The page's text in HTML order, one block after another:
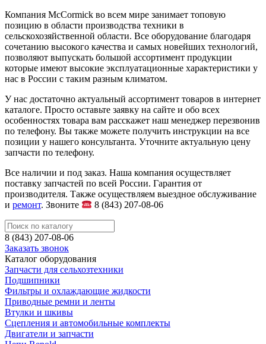
Компания McCormick во всем мире занимает топовую
позицию в области производства техники в
сельскохозяйственной области. Все оборудование благодаря
сочетанию высокого качества и самых новейших технологий,
позволяют выпускать большой ассортимент продукции
которые имеют высокие эксплуатационные характеристики у
нас в России с таким разным климатом.
У нас достаточно актуальный ассортимент товаров в интернет
каталоге. Просто оставьте заявку на сайте и обо всех
особенностях товара вам расскажет наш менеджер перезвонив
по телефону. Вы также можете получить инструкции на все
позиции у нашего консультанта. Уточните актуальную цену
запчасти по телефону.
Все наличии и под заказ. Наша компания осуществляет
поставку запчастей по всей России. Гарантия от
производителя. Также осуществляем выездное обслуживание
и ремонт. Звоните 8 (843) 207-08-06
8 (843) 207-08-06
Заказать звонок
Каталог оборудования
Запчасти для сельхозтехники
Подшипники
Фильтры и охлаждающие жидкости
Приводные ремни и ленты
Втулки и шкивы
Сцепления и автомобильные комплекты
Двигатели и запчасти